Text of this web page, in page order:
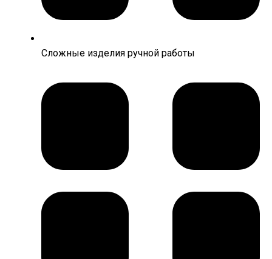
Сложные изделия ручной работы